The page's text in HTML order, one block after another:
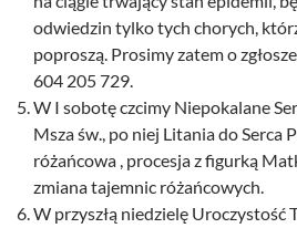
odwiedzin tylko tych chorych,
poproszą. Prosimy zatem o
604 205 729.
W I sobotę czcimy Niepokalane
Msza św., po niej Litania do Serca
różańcowa , procesja z figurką
zmiana tajemnic różańcowych.
W przyszłą niedzielę Uroczystość